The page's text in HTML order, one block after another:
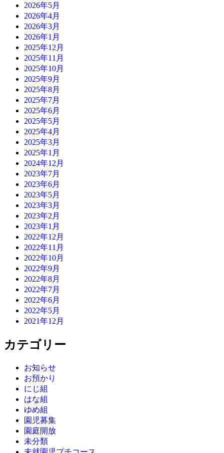
2026年5月
2026年4月
2026年3月
2026年1月
2025年12月
2025年11月
2025年10月
2025年9月
2025年8月
2025年7月
2025年6月
2025年5月
2025年4月
2025年3月
2025年1月
2024年12月
2023年7月
2023年6月
2023年5月
2023年3月
2023年2月
2023年1月
2022年12月
2022年11月
2022年10月
2022年9月
2022年8月
2022年7月
2022年6月
2022年5月
2021年12月
カテゴリー
お知らせ
お預かり
にじ組
はな組
ゆめ組
園児募集
園庭開放
未分類